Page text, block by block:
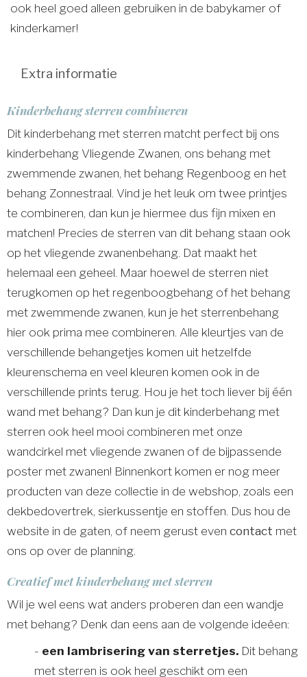
ook heel goed alleen gebruiken in de babykamer of
kinderkamer!
Extra informatie
Kinderbehang sterren combineren
Dit kinderbehang met sterren matcht perfect bij ons
kinderbehang Vliegende Zwanen, ons behang met
zwemmende zwanen, het behang Regenboog en het
behang Zonnestraal. Vind je het leuk om twee printjes
te combineren, dan kun je hiermee dus fijn mixen en
matchen! Precies de sterren van dit behang staan ook
op het vliegende zwanenbehang. Dat maakt het
helemaal een geheel. Maar hoewel de sterren niet
terugkomen op het regenboogbehang of het behang
met zwemmende zwanen, kun je het sterrenbehang
hier ook prima mee combineren. Alle kleurtjes van de
verschillende behangetjes komen uit hetzelfde
kleurenschema en veel kleuren komen ook in de
verschillende prints terug. Hou je het toch liever bij één
wand met behang? Dan kun je dit kinderbehang met
sterren ook heel mooi combineren met onze
wandcirkel met vliegende zwanen of de bijpassende
poster met zwanen! Binnenkort komen er nog meer
producten van deze collectie in de webshop, zoals een
dekbedovertrek, sierkussentje en stoffen. Dus hou de
website in de gaten, of neem gerust even contact met
ons op over de planning.
Creatief met kinderbehang met sterren
Wil je wel eens wat anders proberen dan een wandje
met behang? Denk dan eens aan de volgende ideëen:
- een lambrisering van sterretjes. Dit behang
met sterren is ook heel geschikt om een